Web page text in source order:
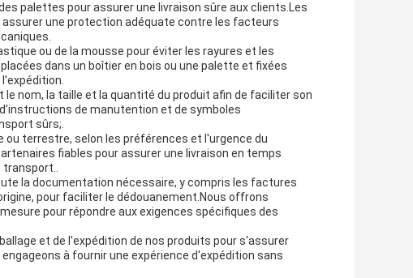
palettes pour assurer une livraison sûre aux clients.Les
une protection adéquate contre les facteurs
ou de la mousse pour éviter les rayures et les
dans un boîtier en bois ou une palette et fixées
nom, la taille et la quantité du produit afin de faciliter son
de manutention et de symboles
sûrs;.
ou terrestre, selon les préférences et l'urgence du
fiables pour assurer une livraison en temps
transport..
la documentation nécessaire, y compris les factures
pour faciliter le dédouanement.Nous offrons
pour répondre aux exigences spécifiques des
et de l'expédition de nos produits pour s'assurer
à fournir une expérience d'expédition sans